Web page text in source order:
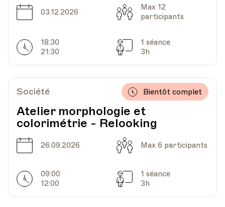
Date
03.12.2026 Capacité
Max 12
participants
Horarires
18:30
21:30
Séances
1 séance
3h
Société
Atelier morphologie et
colorimétrie - Relooking
Bientôt complet
Date
26.09.2026 Capacité
Max 6 participants
Horarires
09:00
12:00
Séances
1 séance
3h